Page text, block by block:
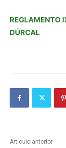
REGLAMENTO
DÚRCAL
Artículo anterior